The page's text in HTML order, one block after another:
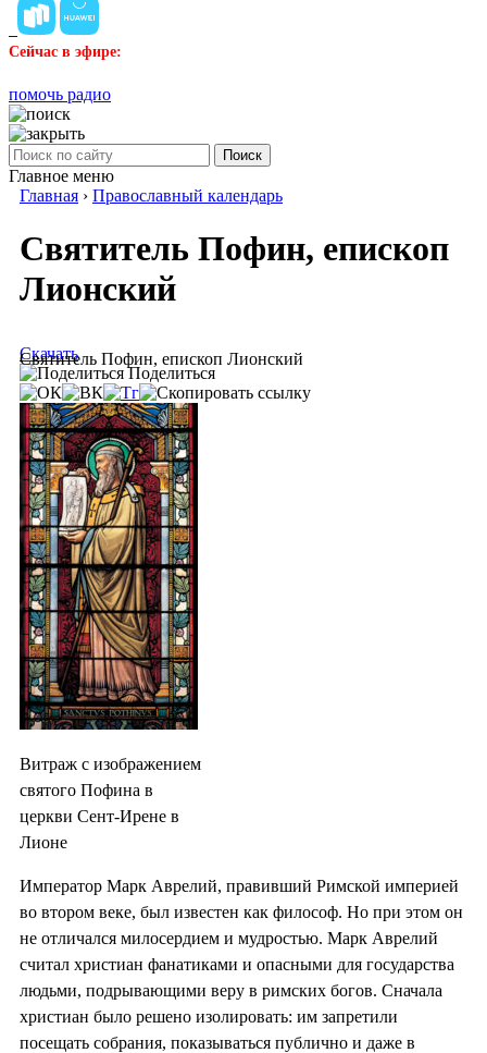
Сейчас в эфире:
помочь радио
Поиск
Главное меню
Главная › Православный календарь
Святитель Пофин, епископ
Лионский
Святитель Пофин, епископ Лионский
Скачать
Поделиться
Витраж с изображением
святого Пофина в
церкви Сент-Ирене в
Лионе
Император Марк Аврелий, правивший Римской империей
во втором веке, был известен как философ. Но при этом он
не отличался милосердием и мудростью. Марк Аврелий
считал христиан фанатиками и опасными для государства
людьми, подрывающими веру в римских богов. Сначала
христиан было решено изолировать: им запретили
посещать собрания, показываться публично и даже в